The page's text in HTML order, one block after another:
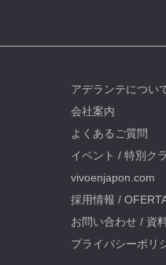
アデランテについ
会社案内
よくあるご質問
イベント / 特別ク
vivoenjapon.com
採用情報 /
お問い合わせ / 資
プライバシーポリ